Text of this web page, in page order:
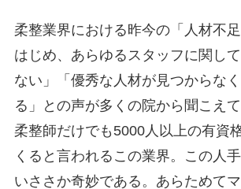
柔整業界における昨今の「人材不
はじめ、あらゆるスタッフに関し
ない」「優秀な人材が見つからな
る」との声が多くの院から聞こえて
柔整師だけでも5000人以上の有資
くると言われるこの業界。この人
いささか奇妙である。あらためて